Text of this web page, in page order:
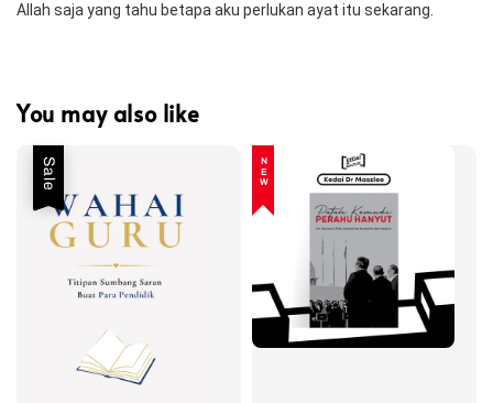
Allah saja yang tahu betapa aku perlukan ayat itu sekarang.
You may also like
Sale NEW